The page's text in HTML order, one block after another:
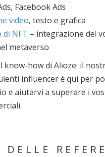
Facebook Ads
video, testo e grafica
di NFT – integrazione del
metaverso
know-how di Alioze: il
influencer è qui per
e aiutarvi a superare i
DELLE